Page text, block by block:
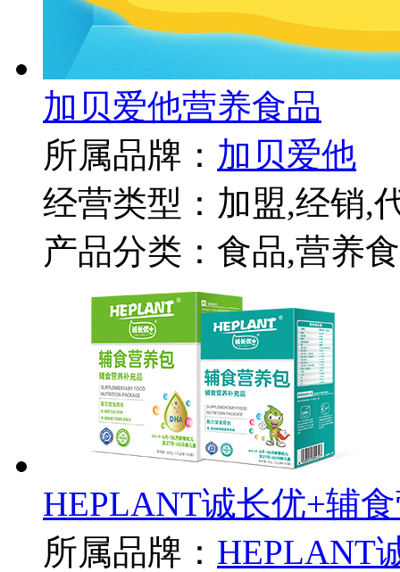
加贝爱他营养食品
所属品牌： 加贝爱他
经营类型：加盟,经销,
产品分类：食品,营养
HEPLANT诚长优+辅
所属品牌： HEPLANT